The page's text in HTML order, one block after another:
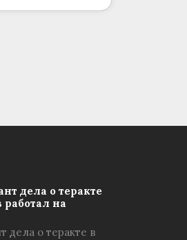
дела о теракте
работал на
дела о теракте в